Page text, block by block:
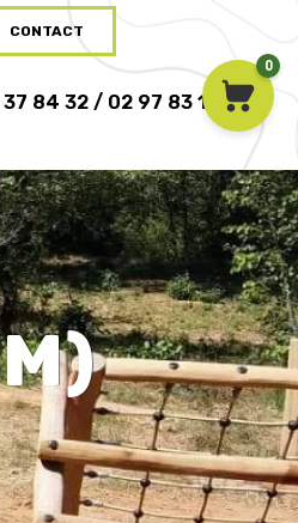
CONTACT
84 32 / 02 97 83 16
0